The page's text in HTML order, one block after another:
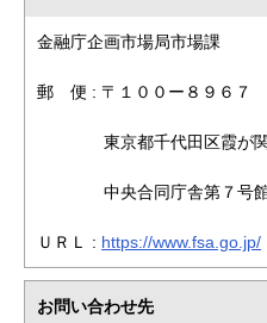
金融庁企画市場局市場課
郵 便 : 〒１００ー８９６７
東京都千代田区霞が関
中央合同庁舎第７号
ＵＲＬ : https://www.fsa.go.jp/
お問い合わせ先